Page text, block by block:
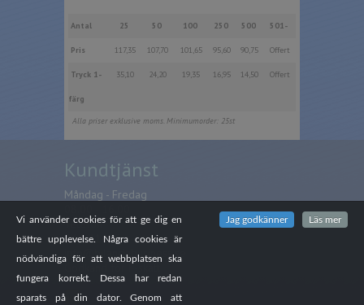
Antal 25 50 100 250 500 501-
Pris 117,35 107,70 101,65 95,60 90,75 Offert
Tryck 1-
färg
35,10 24,20 19,35 16,95 14,50 Offert
Alla priser exklusive moms. Minimumorder: 25st
Kundtjänst
Måndag - Fredag
Telefon
044-41485
info@bilanciabusiness.se
Godkänd för F-skatt
Vi använder cookies för att ge dig en
bättre upplevelse. Några cookies är
nödvändiga för att webbplatsen ska
fungera korrekt. Dessa har redan
sparats på din dator. Genom att
Jag godkänner Läs mer